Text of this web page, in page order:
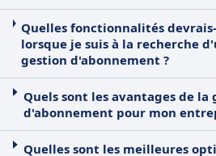
Quelles fonctionnalités
lorsque je suis à la recherche
gestion d'abonnement ?
Quels sont les avantages de la
d'abonnement pour mon
Quelles sont les meilleures